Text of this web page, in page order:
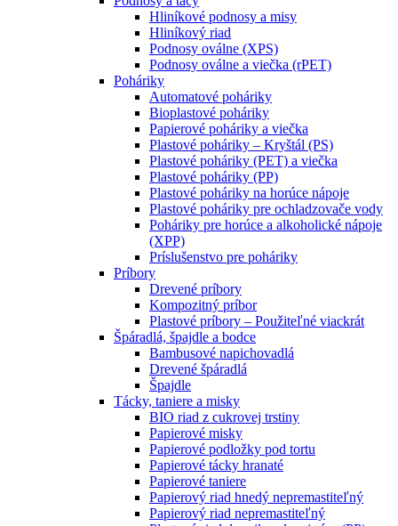
Hliníkové podnosy a misy
Hliníkový riad
Podnosy oválne (XPS)
Podnosy oválne a viečka (rPET)
Poháriky
Automatové poháriky
Bioplastové poháriky
Papierové poháriky a viečka
Plastové poháriky – Kryštál (PS)
Plastové poháriky (PET) a viečka
Plastové poháriky (PP)
Plastové poháriky na horúce nápoje
Plastové poháriky pre ochladzovače vody
Poháriky pre horúce a alkoholické nápoje
(XPP)
Príslušenstvo pre poháriky
Príbory
Drevené príbory
Kompozitný príbor
Plastové príbory – Použiteľné viackrát
Špáradlá, špajdle a bodce
Bambusové napichovadlá
Drevené špáradlá
Špajdle
Tácky, taniere a misky
BIO riad z cukrovej trstiny
Papierové misky
Papierové podložky pod tortu
Papierové tácky hranaté
Papierové taniere
Papierový riad hnedý nepremastiteľný
Papierový riad nepremastiteľný